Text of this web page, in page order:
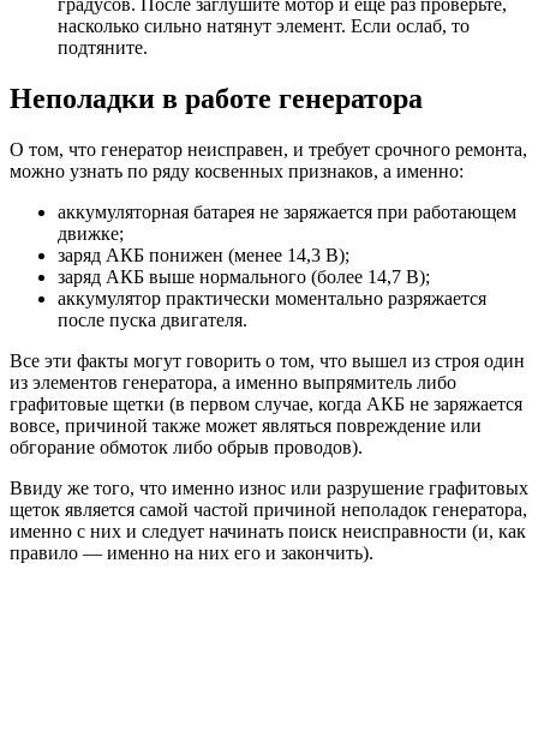
градусов. После заглушите мотор и еще раз проверьте,
насколько сильно натянут элемент. Если ослаб, то
подтяните.
Неполадки в работе генератора
О том, что генератор неисправен, и требует срочного ремонта,
можно узнать по ряду косвенных признаков, а именно:
аккумуляторная батарея не заряжается при работающем
движке;
заряд АКБ понижен (менее 14,3 В);
заряд АКБ выше нормального (более 14,7 В);
аккумулятор практически моментально разряжается
после пуска двигателя.
Все эти факты могут говорить о том, что вышел из строя один
из элементов генератора, а именно выпрямитель либо
графитовые щетки (в первом случае, когда АКБ не заряжается
вовсе, причиной также может являться повреждение или
обгорание обмоток либо обрыв проводов).
Ввиду же того, что именно износ или разрушение графитовых
щеток является самой частой причиной неполадок генератора,
именно с них и следует начинать поиск неисправности (и, как
правило — именно на них его и закончить).